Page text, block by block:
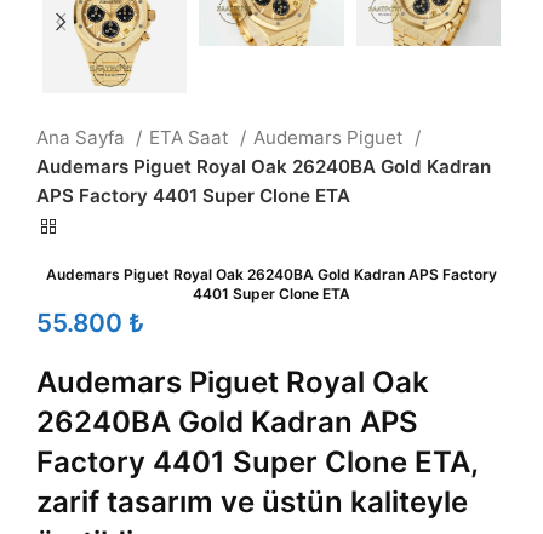
Ana Sayfa ETA Saat
Audemars Piguet
Audemars Piguet Royal Oak 26240BA Gold Kadran
APS Factory 4401 Super Clone ETA
Audemars Piguet Royal Oak 26240BA Gold Kadran APS Factory
4401 Super Clone ETA
₺
Audemars Piguet Royal Oak
26240BA Gold Kadran APS
Factory 4401 Super Clone ETA,
zarif tasarım ve üstün kaliteyle